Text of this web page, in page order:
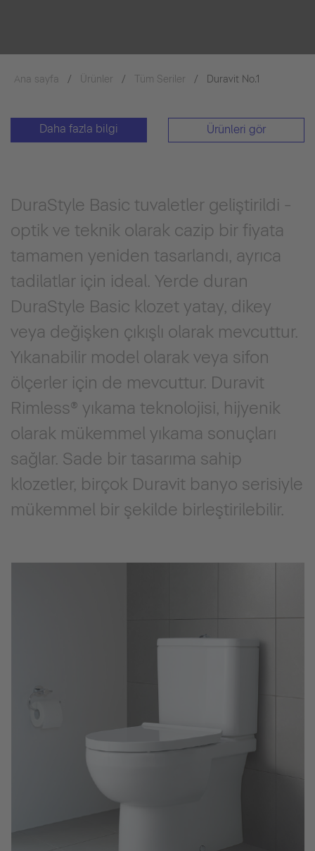
Ana sayfa Ürünler Tüm Seriler Duravit No.1
Daha fazla bilgi Ürünleri gör
DuraStyle Basic tuvaletler geliştirildi -
optik ve teknik olarak cazip bir fiyata
tamamen yeniden tasarlandı, ayrıca
tadilatlar için ideal. Yerde duran
DuraStyle Basic klozet yatay, dikey
veya değişken çıkışlı olarak mevcuttur.
Yıkanabilir model olarak veya sifon
ölçerler için de mevcuttur. Duravit
Rimless® yıkama teknolojisi, hijyenik
olarak mükemmel yıkama sonuçları
sağlar. Sade bir tasarıma sahip
klozetler, birçok Duravit banyo serisiyle
mükemmel bir şekilde birleştirilebilir.